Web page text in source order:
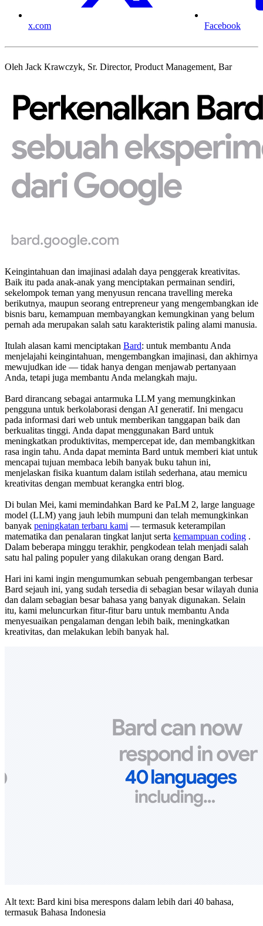
x.com Facebook
Oleh Jack Krawczyk, Sr. Director, Product Management, Bar
Keingintahuan dan imajinasi adalah daya penggerak kreativitas.
Baik itu pada anak-anak yang menciptakan permainan sendiri,
sekelompok teman yang menyusun rencana travelling mereka
berikutnya, maupun seorang entrepreneur yang mengembangkan ide
bisnis baru, kemampuan membayangkan kemungkinan yang belum
pernah ada merupakan salah satu karakteristik paling alami manusia.
Itulah alasan kami menciptakan Bard: untuk membantu Anda
menjelajahi keingintahuan, mengembangkan imajinasi, dan akhirnya
mewujudkan ide — tidak hanya dengan menjawab pertanyaan
Anda, tetapi juga membantu Anda melangkah maju.
Bard dirancang sebagai antarmuka LLM yang memungkinkan
pengguna untuk berkolaborasi dengan AI generatif. Ini mengacu
pada informasi dari web untuk memberikan tanggapan baik dan
berkualitas tinggi. Anda dapat menggunakan Bard untuk
meningkatkan produktivitas, mempercepat ide, dan membangkitkan
rasa ingin tahu. Anda dapat meminta Bard untuk memberi kiat untuk
mencapai tujuan membaca lebih banyak buku tahun ini,
menjelaskan fisika kuantum dalam istilah sederhana, atau memicu
kreativitas dengan membuat kerangka entri blog.
Di bulan Mei, kami memindahkan Bard ke PaLM 2, large language
model (LLM) yang jauh lebih mumpuni dan telah memungkinkan
banyak peningkatan terbaru kami — termasuk keterampilan
matematika dan penalaran tingkat lanjut serta kemampuan coding .
Dalam beberapa minggu terakhir, pengkodean telah menjadi salah
satu hal paling populer yang dilakukan orang dengan Bard.
Hari ini kami ingin mengumumkan sebuah pengembangan terbesar
Bard sejauh ini, yang sudah tersedia di sebagian besar wilayah dunia
dan dalam sebagian besar bahasa yang banyak digunakan. Selain
itu, kami meluncurkan fitur-fitur baru untuk membantu Anda
menyesuaikan pengalaman dengan lebih baik, meningkatkan
kreativitas, dan melakukan lebih banyak hal.
Alt text: Bard kini bisa merespons dalam lebih dari 40 bahasa,
termasuk Bahasa Indonesia